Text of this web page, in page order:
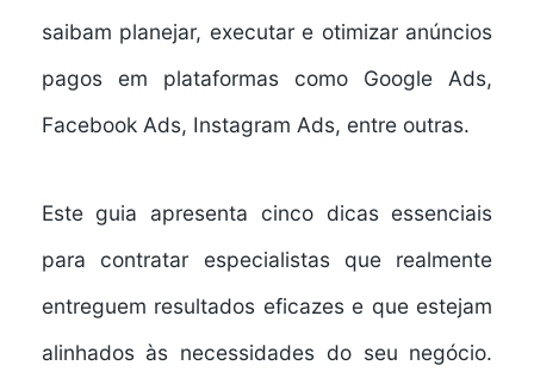
saibam planejar, executar e otimizar anúncios
pagos em plataformas como Google Ads,
Facebook Ads, Instagram Ads, entre outras.
Este guia apresenta cinco dicas essenciais
para contratar especialistas que realmente
entreguem resultados eficazes e que estejam
alinhados às necessidades do seu negócio.